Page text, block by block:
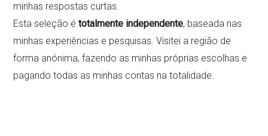
minhas respostas curtas.
Esta seleção étotalmente independente, baseada nas
minhas experiências e pesquisas. Visitei a região de
forma anónima, fazendo as minhas próprias escolhas e
pagando todas as minhas contas na totalidade.